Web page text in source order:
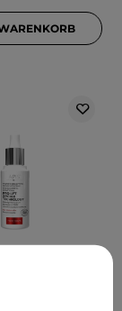
TerApis